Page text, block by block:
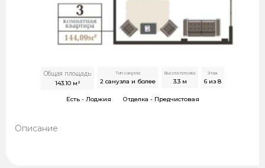
Общая площадь
143.10м²
Тип санузла
2 санузла и более
Высота потолка
3.3м
Этаж
6 из 8
Есть - Лоджия Отделка - Предчистовая
Описание